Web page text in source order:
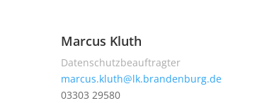
Marcus Kluth
Datenschutzbeauftragter
marcus.kluth@lk.brandenburg.de
03303 29580